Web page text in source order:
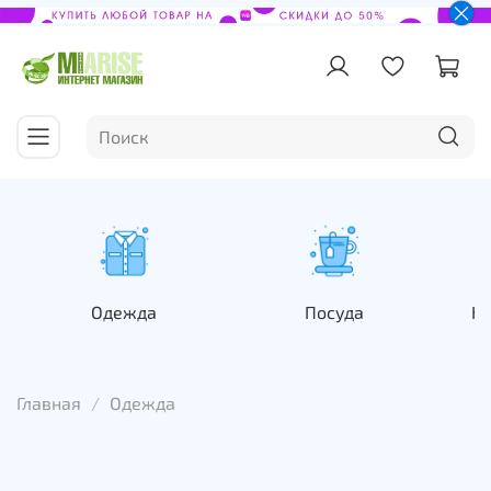
Одежда Посуда
Главная Одежда